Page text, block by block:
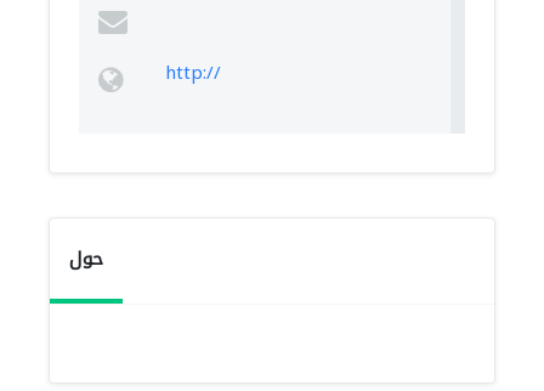
http://
حول